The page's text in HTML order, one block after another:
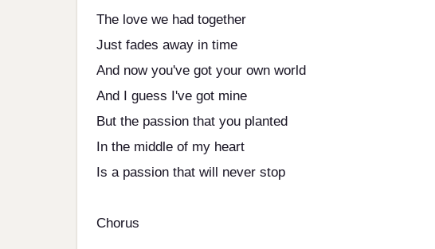
The love we had together
Just fades away in time
And now you've got your own world
And I guess I've got mine
But the passion that you planted
In the middle of my heart
Is a passion that will never stop
Chorus